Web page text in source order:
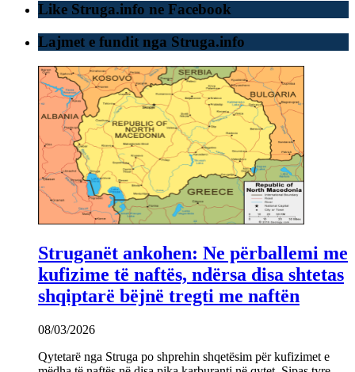
Like Struga.info ne Facebook
Lajmet e fundit nga Struga.info
Struganët ankohen: Ne përballemi me
kufizime të naftës, ndërsa disa shtetas
shqiptarë bëjnë tregti me naftën
08/03/2026
Qytetarë nga Struga po shprehin shqetësim për kufizimet e